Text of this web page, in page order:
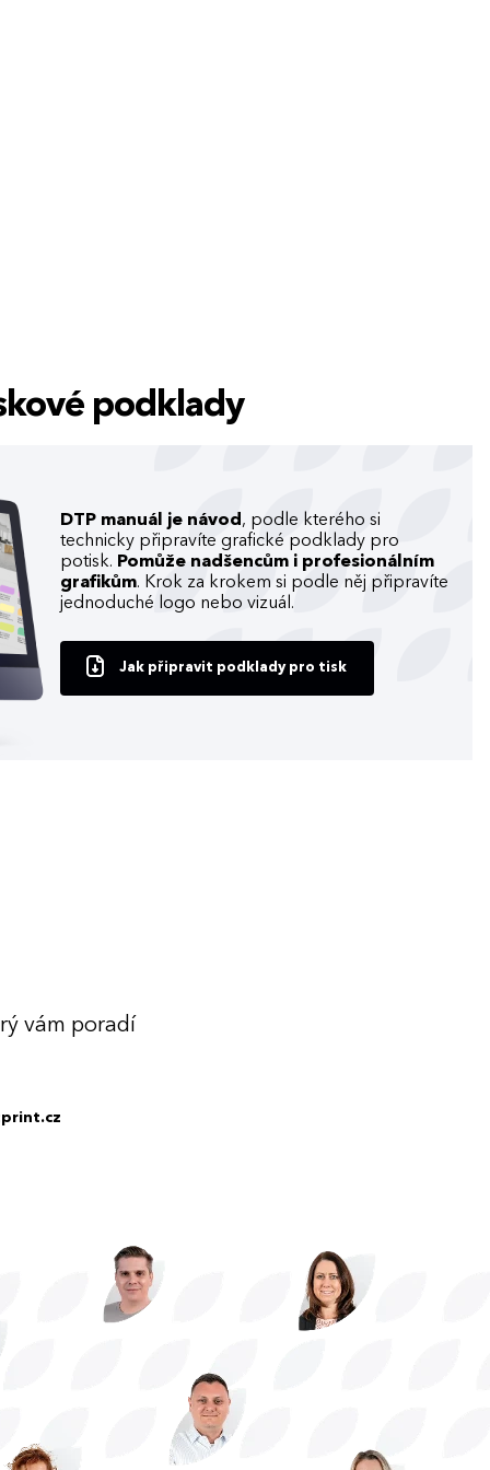
podklady
DTP manuál je návod , podle kterého si
technicky připravíte grafické podklady pro
potisk. Pomůže nadšencům i profesionálním
grafikům. Krok za krokem si podle něj připravíte
jednoduché logo nebo vizuál.
Jak připravit podklady pro tisk
vám poradí